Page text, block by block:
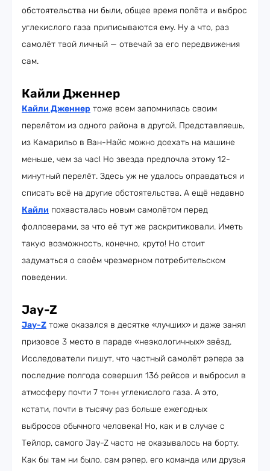
обстоятельства ни были, общее время полёта и выброс
углекислого газа приписываются ему. Ну а что, раз
самолёт твой личный — отвечай за его передвижения
сам.
Кайли Дженнер
Кайли Дженнер тоже всем запомнилась своим
перелётом из одного района в другой. Представляешь,
из Камарильо в Ван-Найс можно доехать на машине
меньше, чем за час! Но звезда предпочла этому 12-
минутный перелёт. Здесь уж не удалось оправдаться и
списать всё на другие обстоятельства. А ещё недавно
Кайли похвасталась новым самолётом перед
фолловерами, за что её тут же раскритиковали. Иметь
такую возможность, конечно, круто! Но стоит
задуматься о своём чрезмерном потребительском
поведении.
Jay-Z
Jay-Z тоже оказался в десятке «лучших» и даже занял
призовое 3 место в параде «неэкологичных» звёзд.
Исследователи пишут, что частный самолёт рэпера за
последние полгода совершил 136 рейсов и выбросил в
атмосферу почти 7 тонн углекислого газа. А это,
кстати, почти в тысячу раз больше ежегодных
выбросов обычного человека! Но, как и в случае с
Тейлор, самого Jay-Z часто не оказывалось на борту.
Как бы там ни было, сам рэпер, его команда или друзья